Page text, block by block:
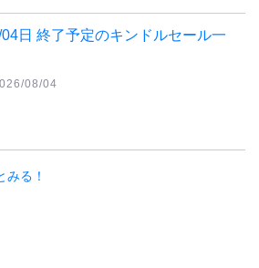
日 終了予定のキンドルセール一
08/04
みる！